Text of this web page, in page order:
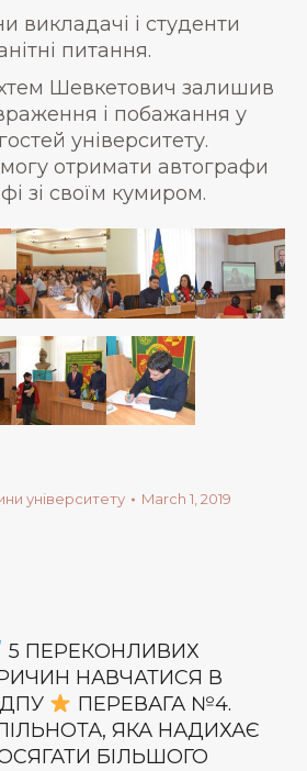
викладачі і студенти
питання.
Шевкетович залишив
і побажання у
університету.
отримати автографи
зі своїм кумиром.
університету March 1, 2019
5 ПЕРЕКОНЛИВИХ
НАВЧАТИСЯ В
ПЕРЕВАГА №4.
ЯКА НАДИХАЄ
БІЛЬШОГО